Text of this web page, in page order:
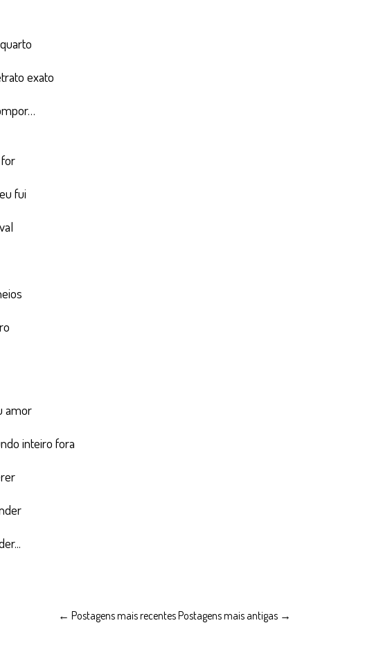
exato
fui
amor
inteiro fora
← Postagens mais recentesPostagens mais antigas →